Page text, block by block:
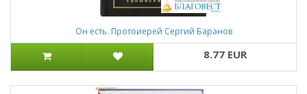
Он есть. Протоиерей Сергий Баранов
8.77 EUR